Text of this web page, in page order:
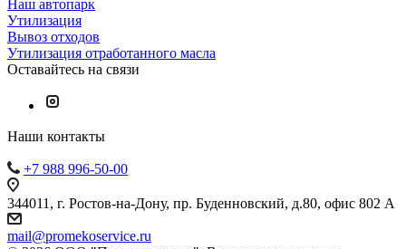
Наш автопарк
Утилизация
Вывоз отходов
Утилизация отработанного масла
Оставайтесь на связи
Наши контакты
+7 988 996-50-00
344011, г. Ростов-на-Дону, пр. Буденновский, д.80, офис 802 А
mail@promekoservice.ru